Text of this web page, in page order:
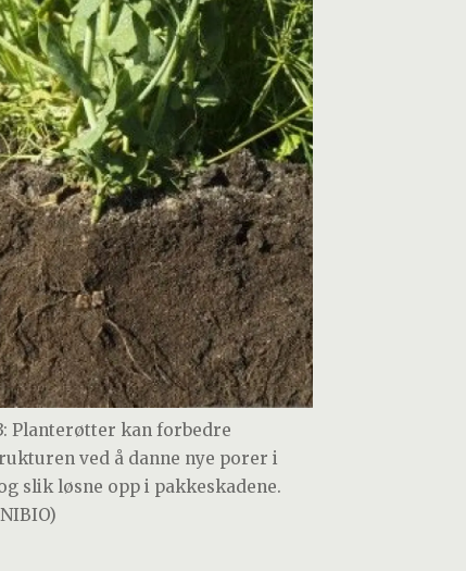
Planterøtter kan forbedre
ved å danne nye porer i
slik løsne opp i pakkeskadene.